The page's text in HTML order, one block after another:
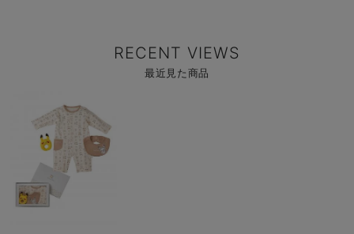
RECENT VIEWS
最近見た商品